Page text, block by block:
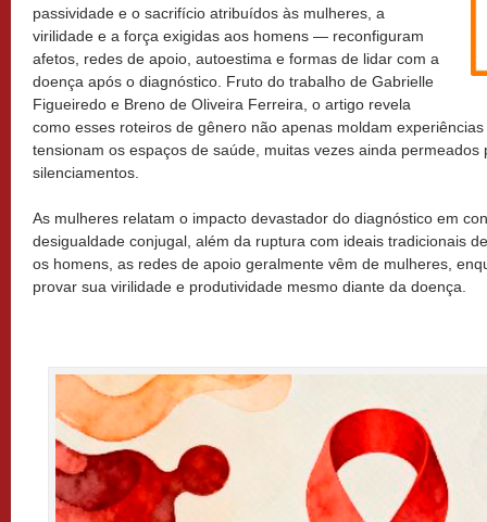
passividade e o sacrifício atribuídos às mulheres, a
virilidade e a força exigidas aos homens — reconfiguram
afetos, redes de apoio, autoestima e formas de lidar com a
doença após o diagnóstico. Fruto do trabalho de Gabrielle
Figueiredo e Breno de Oliveira Ferreira, o artigo revela
como esses roteiros de gênero não apenas moldam
tensionam os espaços de saúde, muitas vezes ainda permeados
silenciamentos.
As mulheres relatam o impacto devastador do diagnóstico em
desigualdade conjugal, além da ruptura com ideais tradicionais
os homens, as redes de apoio geralmente vêm de mulheres,
provar sua virilidade e produtividade mesmo diante da doença.